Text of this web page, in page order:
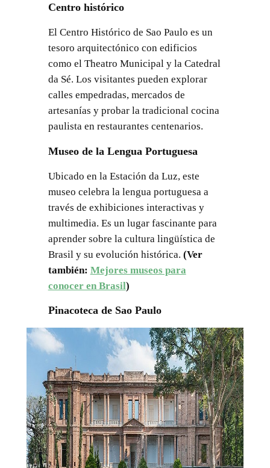
Centro histórico
El Centro Histórico de Sao Paulo es un
tesoro arquitectónico con edificios
como el Theatro Municipal y la Catedral
da Sé. Los visitantes pueden explorar
calles empedradas, mercados de
artesanías y probar la tradicional cocina
paulista en restaurantes centenarios.
Museo de la Lengua Portuguesa
Ubicado en la Estación da Luz, este
museo celebra la lengua portuguesa a
través de exhibiciones interactivas y
multimedia. Es un lugar fascinante para
aprender sobre la cultura lingüística de
Brasil y su evolución histórica. (Ver
también: Mejores museos para
conocer en Brasil)
Pinacoteca de Sao Paulo